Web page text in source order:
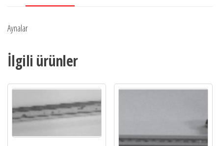
Aynalar
İlgili ürünler